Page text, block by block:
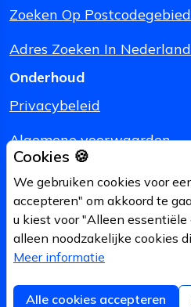
Cookies 🍪
We gebruiken cookies voor
accepteren" om akkoord te
u kiest voor "Alleen
alleen noodzakelijke cookies
Meer informatie
Alle cookies accepteren
Zoeken Op
Adres Zoeken In
Onderhoud
Privacybeleid
Algemene voorwaarden
Juridische Informatie
Suggesties?
Cookies beheren
© 2010-2026 d-